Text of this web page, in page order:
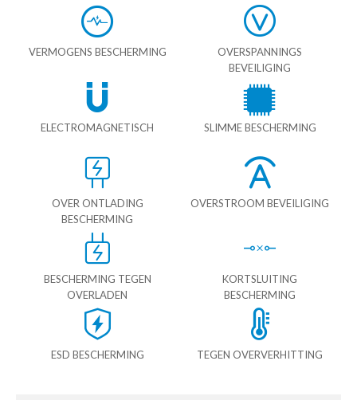
VERMOGENS BESCHERMING
OVERSPANNINGS
BEVEILIGING
ELECTROMAGNETISCH SLIMME BESCHERMING
OVER ONTLADING
BESCHERMING
OVERSTROOM BEVEILIGING
BESCHERMING TEGEN
OVERLADEN
KORTSLUITING
BESCHERMING
ESD BESCHERMING TEGEN OVERVERHITTING